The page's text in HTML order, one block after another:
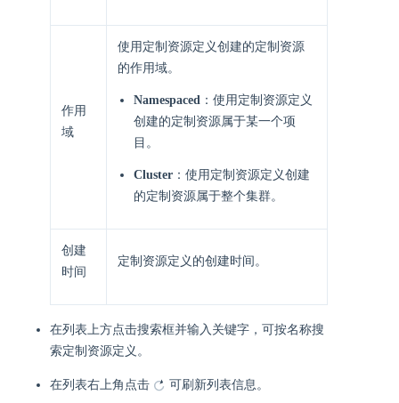
作用
域
使用定制资源定义创建的定制资源
的作用域。
Namespaced ：使用定制资源定义
创建的定制资源属于某一个项
目。
Cluster ：使用定制资源定义创建
的定制资源属于整个集群。
创建
时间
定制资源定义的创建时间。
在列表上方点击搜索框并输入关键字，可按名称搜
索定制资源定义。
在列表右上角点击 可刷新列表信息。